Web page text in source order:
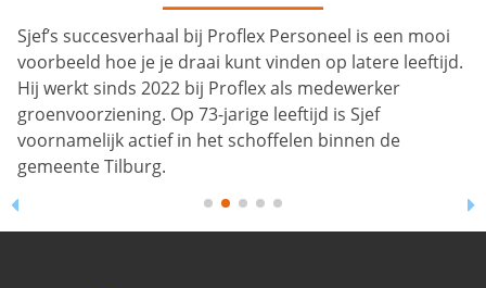
Sjef’s succesverhaal bij Proflex Personeel is een mooi
voorbeeld hoe je je draai kunt vinden op latere leeftijd.
Hij werkt sinds 2022 bij Proflex als medewerker
groenvoorziening. Op 73-jarige leeftijd is Sjef
voornamelijk actief in het schoffelen binnen de
gemeente Tilburg.